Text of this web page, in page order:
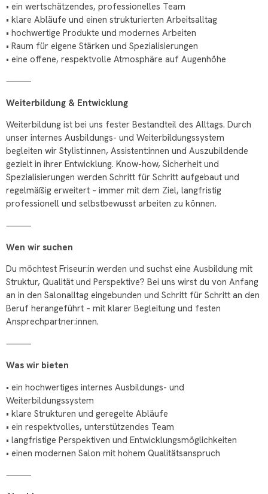
• ein wertschätzendes, professionelles Team
• klare Abläufe und einen strukturierten Arbeitsalltag
• hochwertige Produkte und modernes Arbeiten
• Raum für eigene Stärken und Spezialisierungen
• eine offene, respektvolle Atmosphäre auf Augenhöhe
⸻
Weiterbildung & Entwicklung
Weiterbildung ist bei uns fester Bestandteil des Alltags. Durch
unser internes Ausbildungs- und Weiterbildungssystem
begleiten wir Stylist:innen, Assistent:innen und Auszubildende
gezielt in ihrer Entwicklung. Know-how, Sicherheit und
Spezialisierungen werden Schritt für Schritt aufgebaut und
regelmäßig erweitert – immer mit dem Ziel, langfristig
professionell und selbstbewusst arbeiten zu können.
⸻
Wen wir suchen
Du möchtest Friseur:in werden und suchst eine Ausbildung mit
Struktur, Qualität und Perspektive? Bei uns wirst du von Anfang
an in den Salonalltag eingebunden und Schritt für Schritt an den
Beruf herangeführt – mit klarer Begleitung und festen
Ansprechpartner:innen.
⸻
Was wir bieten
• ein hochwertiges internes Ausbildungs- und
Weiterbildungssystem
• klare Strukturen und geregelte Abläufe
• ein respektvolles, unterstützendes Team
• langfristige Perspektiven und Entwicklungsmöglichkeiten
• einen modernen Salon mit hohem Qualitätsanspruch
⸻